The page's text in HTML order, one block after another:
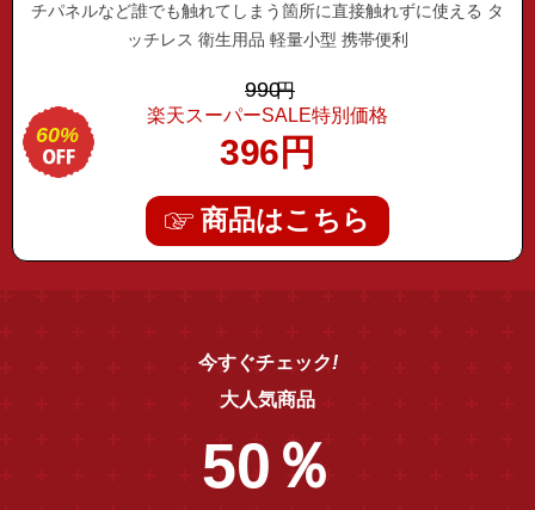
チパネルなど誰でも触れてしまう箇所に直接触れずに使える タ
ッチレス 衛生用品 軽量小型 携帯便利
990円
楽天スーパーSALE特別価格
396 円
60%
商品はこちら
今すぐチェック!
大人気商品
50％